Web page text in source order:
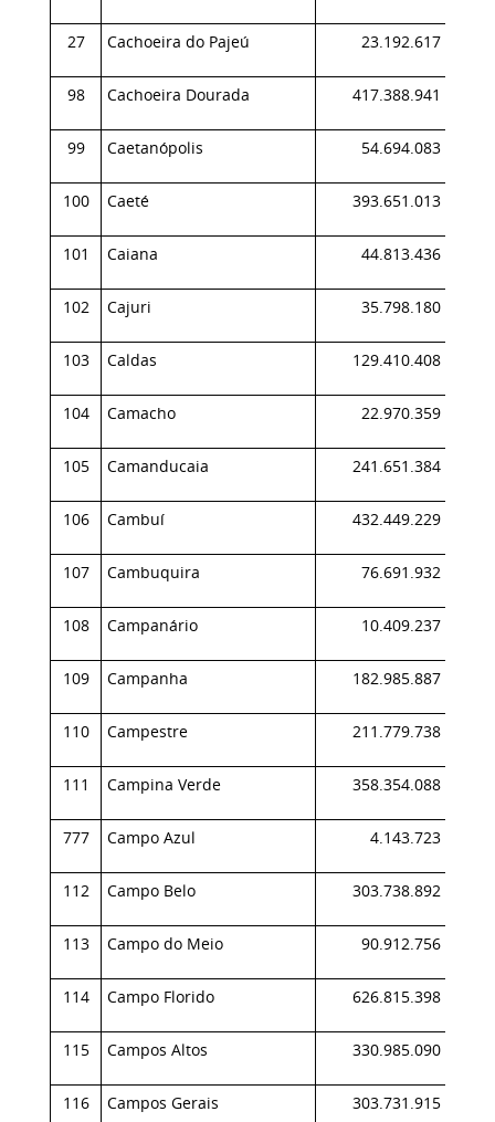
27 Cachoeira do Pajeú 23.192.617
98 Cachoeira Dourada 417.388.941
99 Caetanópolis 54.694.083
100 Caeté 393.651.013
101 Caiana 44.813.436
102 Cajuri 35.798.180
103 Caldas 129.410.408
104 Camacho 22.970.359
105 Camanducaia 241.651.384
106 Cambuí 432.449.229
107 Cambuquira 76.691.932
108 Campanário 10.409.237
109 Campanha 182.985.887
110 Campestre 211.779.738
111 Campina Verde 358.354.088
777 Campo Azul 4.143.723
112 Campo Belo 303.738.892
113 Campo do Meio 90.912.756
114 Campo Florido 626.815.398
115 Campos Altos 330.985.090
116 Campos Gerais 303.731.915